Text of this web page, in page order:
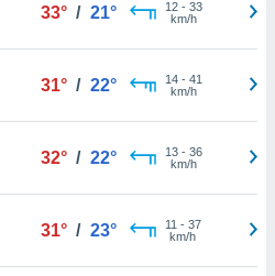
33° / 21° 12- 33
km/h
31° / 22° 14- 41
km/h
32° / 22° 13- 36
km/h
31° / 23° 11 - 37
km/h